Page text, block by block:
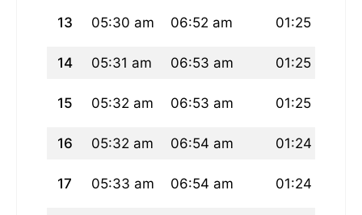
13 05:30 am 06:52 am 01:25 pm
14 05:31 am 06:53 am 01:25 pm
15 05:32 am 06:53 am 01:25 pm
16 05:32 am 06:54 am 01:24 pm
17 05:33 am 06:54 am 01:24 pm